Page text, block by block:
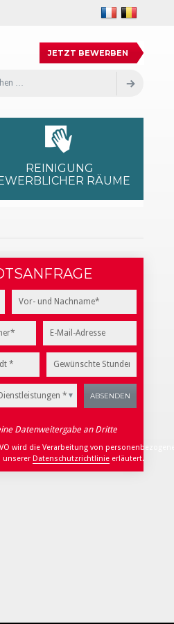
JETZT BEWERBEN
REINIGUNG
RÄUME
*
Datenweitergabe an Dritte
wird die Verarbeitung von
unsererDatenschutzrichtlinie erläutert.